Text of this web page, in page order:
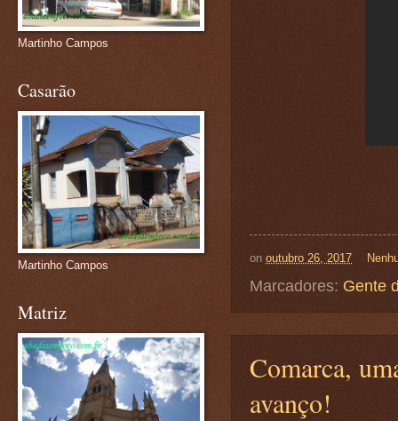
on outubro 26, 2017
Marcadores: Gente
Comarca,
avanço!
Martinho Campos
Casarão
Martinho Campos
Matriz